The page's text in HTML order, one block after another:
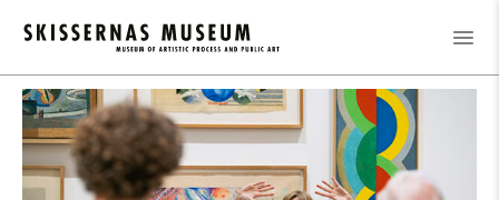
Kalender / Guidad visning